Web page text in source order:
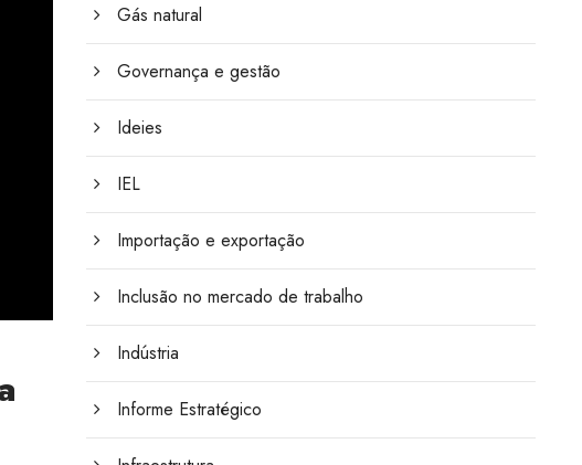
Gás natural
Governança e gestão
Ideies
IEL
Importação e exportação
Inclusão no mercado de trabalho
Indústria
Informe Estratégico